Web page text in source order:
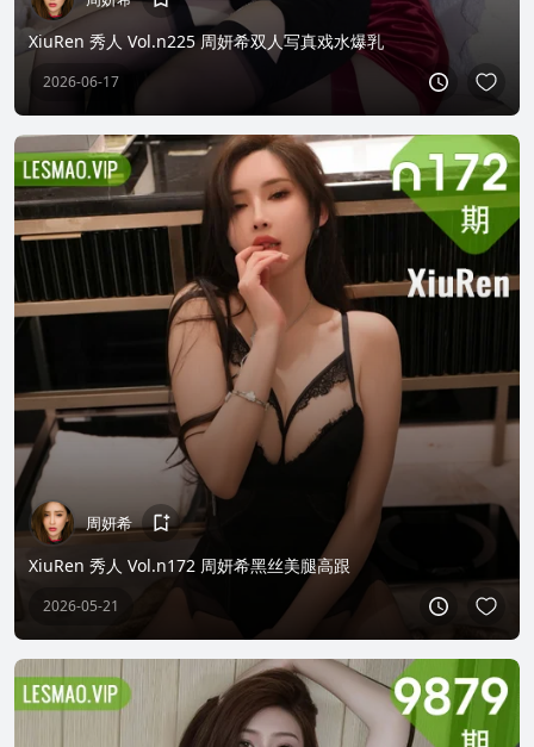
XiuRen 秀人 Vol.n225 周妍希双人写真戏水爆乳
2026-06-17
周妍希
XiuRen 秀人 Vol.n172 周妍希黑丝美腿高跟
2026-05-21